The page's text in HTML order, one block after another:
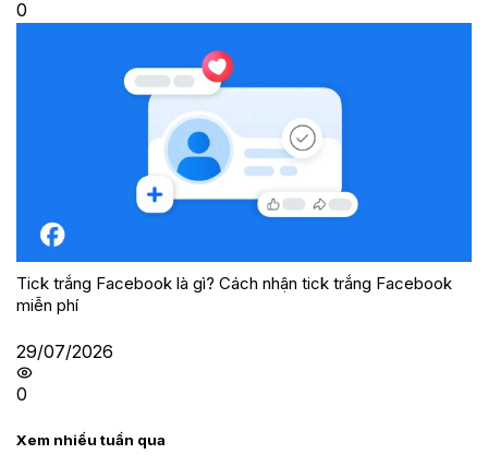
0
Tick trắng Facebook là gì? Cách nhận tick trắng Facebook
miễn phí
29/07/2026
0
Xem nhiều tuần qua